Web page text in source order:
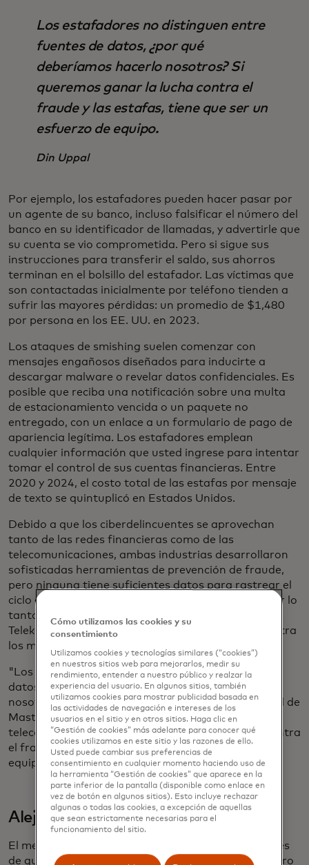
Los estafadores no distinguen entre
fuentes de datos, ¿por qué
deberíamos hacerlo nosotros? Si
queremos ganar la lucha contra el
fraude y las estafas, tiene que ser un
esfuerzo de equipo.
Din Uppal
Por ejemplo, los estafadores pueden hacer pasar por
un agente de su banco, incluso falsificar el número del
banco en su identificador de llamadas, y advertirle que
su cuenta se vio comprometida. Pero si sigue sus
instrucciones para transferir el saldo, sus ahorros
terminan en el bolsillo del estafador. Las víctimas que
son contactadas inicialmente por teléfono tienden a
sufrir las mayores pérdidas: un promedio de $1,480
por persona en los EE. UU. en 2023.
Los ataques de smishing suelen comenzar con
mensajes engañosos diseñados para inducirte a
descargar malware o revelar datos confidenciales. Es
posible que reciba una notificación sobre una multa
de estacionamiento vencida o un paquete no
entregado, con un enlace a un formulario de pago de
apariencia legítima. Los estafadores emplean
cualquier información que usted ingrese para intentar
tomar el control de sus cuentas financieras. Entre
2020 y 2024, el costo total de las estafas por mensaje
de texto se quintuplicó en Estados Unidos.
Debido a que los ciberdelincuentes se aprovechan
tanto de las redes financieras como de las
telecomunicaciones, ambas industrias desarrollaron
sofisticadas herramientas de prevención de fraude,
pero ninguna tiene suficientes datos para rastrear el
ciclo de vida completo de una estafa por sí sola. Por lo
tanto, Mastercard se está asociando con Deutsche
Telekom y GSMA para compartir ideas y luchar contra
los malos actores desde múltiples ángulos.
"Los estafadores no diferencian entre fuentes de
datos, entonces, ¿por qué deberíamos hacerlo
nosotros?", pregunta Din Uppal, líder vertical global de
Mastercard para tecnología, medios y
telecomunicaciones. "Si vamos a ganar la lucha contra
el fraude y las estafas, tiene que ser un esfuerzo de
equipo".
Alejamiento
El mejor momento para detener una estafa es antes
de que el dinero salga de la cuenta de la víctima. Pero
Cómo utilizamos las cookies y su
consentimiento
Utilizamos cookies y tecnologías similares (“cookies”)
en nuestros sitios web para mejorarlos, medir su
rendimiento, entender a nuestro público y realzar la
experiencia del usuario. En algunos sitios, también
utilizamos cookies para mostrar publicidad basada en
las actividades de navegación e intereses de los
usuarios en el sitio y en otros sitios. Haga clic en
“Gestión de cookies” más adelante para conocer qué
cookies utilizamos en este sitio y las razones de ello.
Usted puede cambiar sus preferencias de
consentimiento en cualquier momento haciendo uso de
la herramienta “Gestión de cookies” que aparece en la
parte inferior de la pantalla (disponible como enlace en
vez de botón en algunos sitios). Esto incluye rechazar
algunas o todas las cookies, a excepción de aquellas
que sean estrictamente necesarias para el
funcionamiento del sitio.